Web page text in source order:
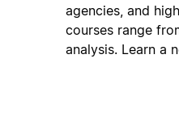
agencies, and
courses range
analysis. Learn a